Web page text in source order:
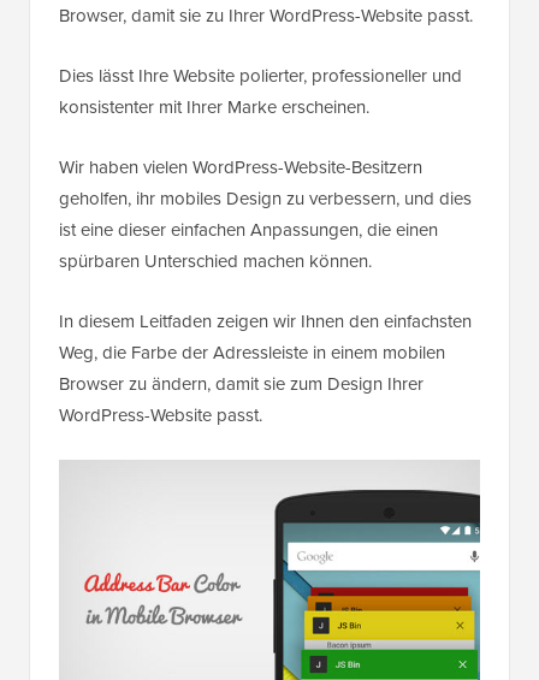
Browser, damit sie zu Ihrer WordPress-Website passt.
Dies lässt Ihre Website polierter, professioneller und
konsistenter mit Ihrer Marke erscheinen.
Wir haben vielen WordPress-Website-Besitzern
geholfen, ihr mobiles Design zu verbessern, und dies
ist eine dieser einfachen Anpassungen, die einen
spürbaren Unterschied machen können.
In diesem Leitfaden zeigen wir Ihnen den einfachsten
Weg, die Farbe der Adressleiste in einem mobilen
Browser zu ändern, damit sie zum Design Ihrer
WordPress-Website passt.